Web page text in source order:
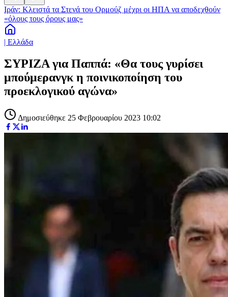
Ιράν: Κλειστά τα Στενά του Ορμούζ μέχρι οι ΗΠΑ να αποδεχθούν
«όλους τους όρους μας»
| Ελλάδα
ΣΥΡΙΖΑ για Παππά: «Θα τους γυρίσει
μπούμερανγκ η ποινικοποίηση του
προεκλογικού αγώνα»
Δημοσιεύθηκε 25 Φεβρουαρίου 2023 10:02